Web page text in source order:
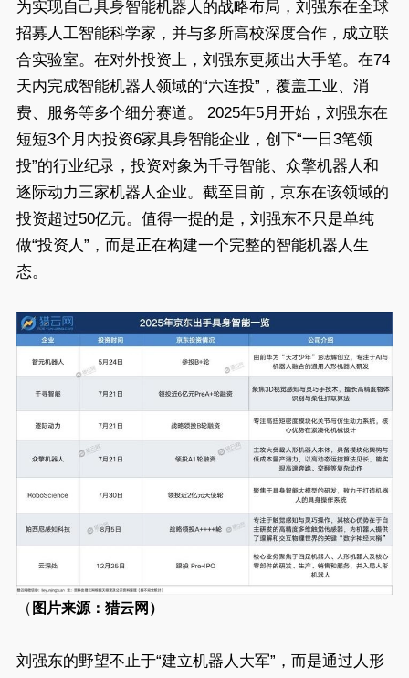
为实现自己具身智能机器人的战略布局，刘强东在全球
招募人工智能科学家，并与多所高校深度合作，成立联
合实验室。在对外投资上，刘强东更频出大手笔。在74
天内完成智能机器人领域的“六连投”，覆盖工业、消
费、服务等多个细分赛道。 2025年5月开始，刘强东在
短短3个月内投资6家具身智能企业，创下“一日3笔领
投”的行业纪录，投资对象为千寻智能、众擎机器人和
逐际动力三家机器人企业。截至目前，京东在该领域的
投资超过50亿元。值得一提的是，刘强东不只是单纯
做“投资人”，而是正在构建一个完整的智能机器人生
态。
（ 图片来源：猎云网）
刘强东的野望不止于“建立机器人大军”，而是通过人形